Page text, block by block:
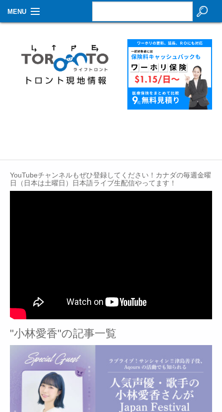
MENU
生活情報
その他
YouTubeチャンネルもぜひ登録してください！カナダの毎週金曜
日（日本は土曜日）日本語ライブ生配信やってます！
"小林愛香"の記事一覧